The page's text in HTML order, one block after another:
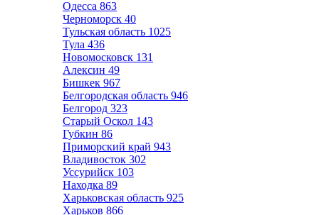
Одесса 863
Черноморск 40
Тульская область 1025
Тула 436
Новомосковск 131
Алексин 49
Бишкек 967
Белгородская область 946
Белгород 323
Старый Оскол 143
Губкин 86
Приморский край 943
Владивосток 302
Уссурийск 103
Находка 89
Харьковская область 925
Харьков 866